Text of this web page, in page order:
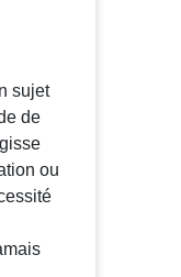
sujet
de
ou